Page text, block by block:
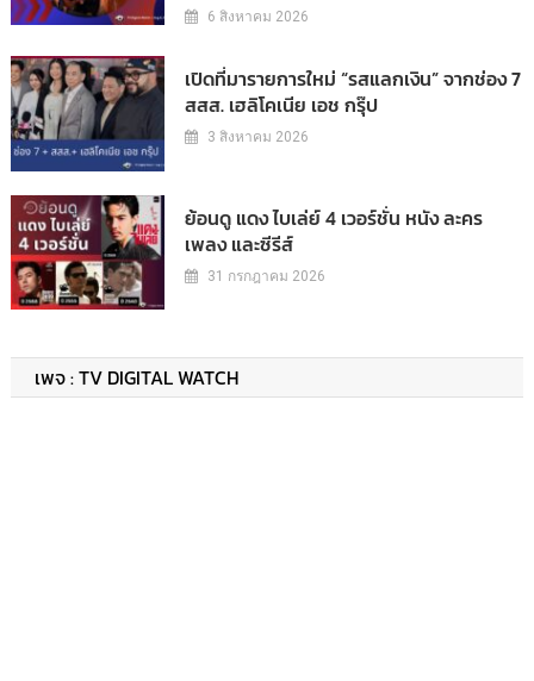
6 สิงหาคม 2026
เปิดที่มารายการใหม่ “รสแลกเงิน” จากช่อง 7
สสส. เฮลิโคเนีย เอช กรุ๊ป
3 สิงหาคม 2026
ย้อนดู แดง ไบเล่ย์ 4 เวอร์ชั่น หนัง ละคร
เพลง และซีรีส์
31 กรกฎาคม 2026
เพจ : TV DIGITAL WATCH